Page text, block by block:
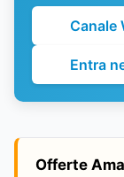
Canale
Entra
Offerte